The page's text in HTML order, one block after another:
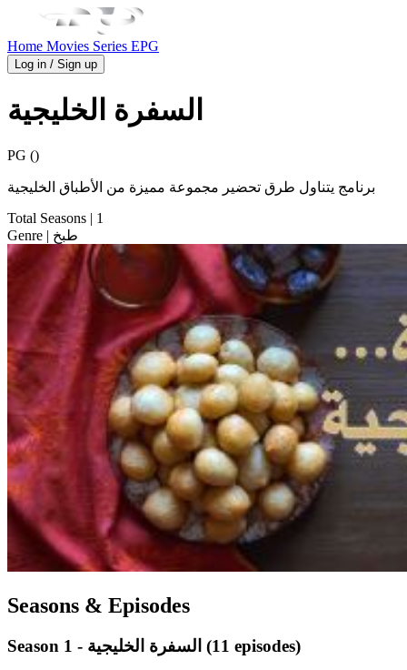
Home Movies Series EPG
Log in / Sign up
السفرة الخليجية
PG ()
برنامج يتناول طرق تحضير مجموعة مميزة من الأطباق الخليجية
Total Seasons | 1
Genre
| طبخ
Seasons & Episodes
(11 episodes)